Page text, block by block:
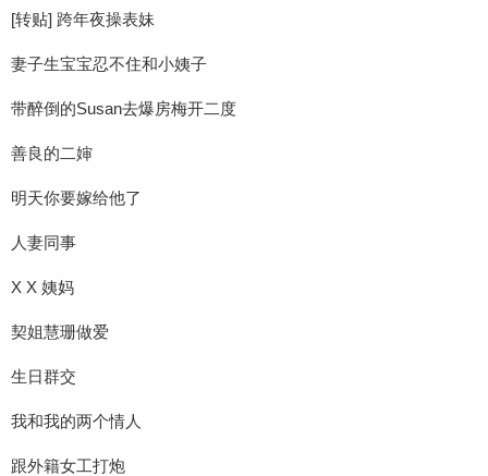
[转贴] 跨年夜操表妹
妻子生宝宝忍不住和小姨子
带醉倒的Susan去爆房梅开二度
善良的二婶
明天你要嫁给他了
人妻同事
X X 姨妈
契姐慧珊做爱
生日群交
我和我的两个情人
跟外籍女工打炮